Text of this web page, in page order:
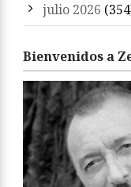
julio 2026
Bienvenidos a